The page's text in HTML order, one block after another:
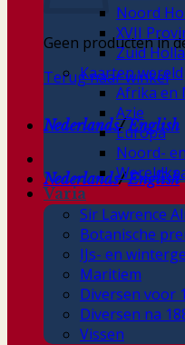
Geen producten in
Terug naar winkel
Nederlands/English
Nederlands/English
Noord
XVII
Zuid
Kaarten wereld
Afrika en
Azie
Europa
Noord-
Varia
Sir Lawrence
Botanische
IJs- en
Maritiem
Diversen voor
Diversen na
Vissen